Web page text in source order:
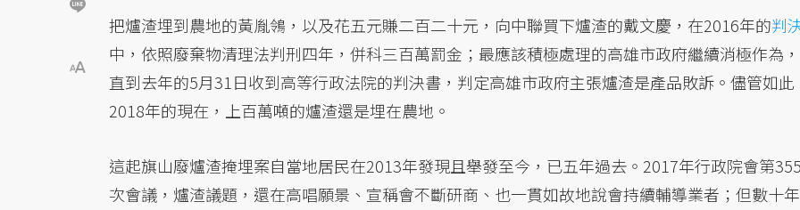
把爐渣埋到農地的黃胤鴒，以及花五元賺二百二十元，向中聯買下爐渣的戴文慶，在2016年的判
中，依照廢棄物清理法判刑四年，併科三百萬罰金；最應該積極處理的高雄市政府繼續消極作為，
直到去年的5月31日收到高等行政法院的判決書，判定高雄市政府主張爐渣是產品敗訴。儘管如此
2018年的現在，上百萬噸的爐渣還是埋在農地。
這起旗山廢爐渣掩埋案自當地居民在2013年發現且舉發至今，已五年過去。2017年行政院會第
次會議，爐渣議題，還在高唱願景、宣稱會不斷研商、也一貫如故地說會持續輔導業者；但數十年